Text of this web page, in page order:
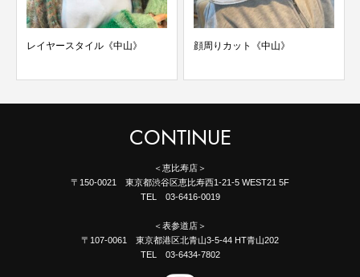
レイヤースタイル《中山》 顔周りカット《中山》
CONTINUE
＜恵比寿店＞
〒150-0021 東京都渋谷区恵比寿西1-21-5 WEST21 5F
TEL 03-6416-0019
＜表参道店＞
〒107-0061 東京都港区北青山3-5-44 HT青山202
TEL 03-6434-7802